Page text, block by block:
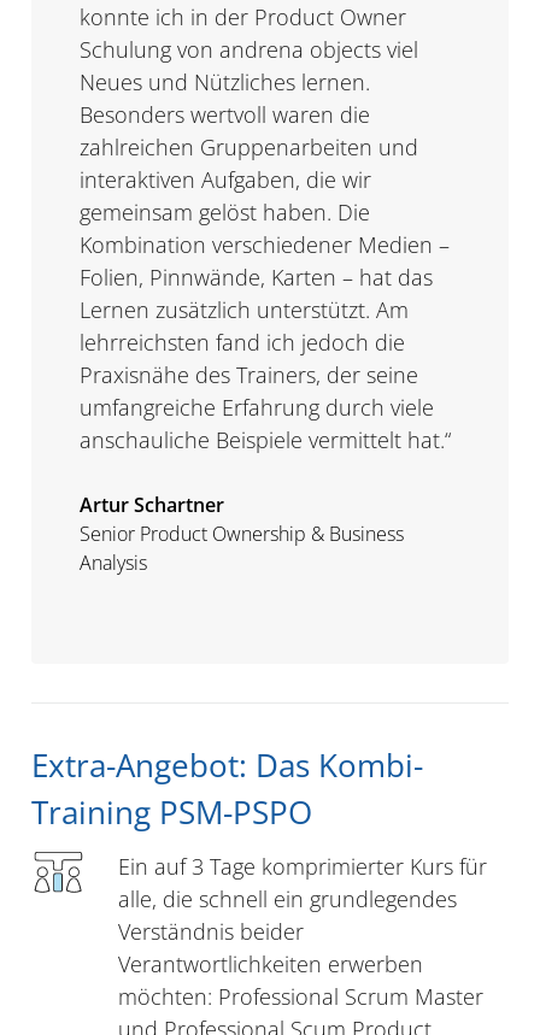
konnte ich in der Product Owner
Schulung von andrena objects viel
Neues und Nützliches lernen.
Besonders wertvoll waren die
zahlreichen Gruppenarbeiten und
interaktiven Aufgaben, die wir
gemeinsam gelöst haben. Die
Kombination verschiedener Medien –
Folien, Pinnwände, Karten – hat das
Lernen zusätzlich unterstützt. Am
lehrreichsten fand ich jedoch die
Praxisnähe des Trainers, der seine
umfangreiche Erfahrung durch viele
anschauliche Beispiele vermittelt hat.“
Artur Schartner
Senior Product Ownership & Business
Analysis
Extra-Angebot: Das Kombi-
Training PSM-PSPO
Ein auf 3 Tage komprimierter Kurs für
alle, die schnell ein grundlegendes
Verständnis beider
Verantwortlichkeiten erwerben
möchten: Professional Scrum Master
und Professional Scum Product